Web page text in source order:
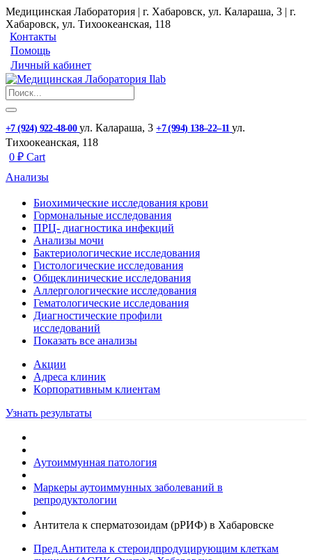
Медицинская Лаборатория | г. Хабаровск, ул. Калараша, 3 | г.
Хабаровск, ул. ​Тихоокеанская, 118
Контакты
Помощь
Личный кабинет
+7 (924) 922-48-00 ул. ​Калараша, 3 +7 (994) 138‒22‒11 ул. ​
Тихоокеанская, 118
0 ₽ Cart
Анализы
Биохимические исследования крови
Гормональные исследования
ПРЦ- диагностика инфекций
Анализы мочи
Бактериологические исследования
Гистологические исследования
Общеклинические исследования
Аллергологические исследования
Гематологические исследования
Диагностические профили
исследований
Показать все анализы
Акции
Адреса клиник
Кoрпоративным клиентам
Узнать результаты
Аутоиммунная патология
Маркеры аутоиммунных заболеваний в
репродуктологии
Антитела к сперматозоидам (рРИФ) в Хабаровске
Пред.Антитела к стероидпродуцирующим клеткам